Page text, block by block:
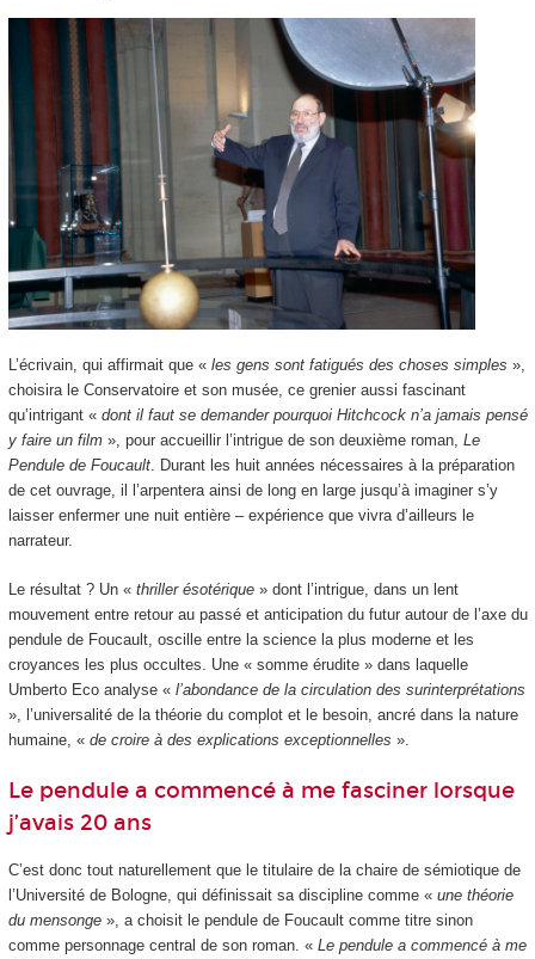
L’écrivain, qui affirmait que « les gens sont fatigués des choses simples »,
choisira le Conservatoire et son musée, ce grenier aussi fascinant
qu’intrigant « dont il faut se demander pourquoi Hitchcock n’a jamais pensé
y faire un film», pour accueillir l’intrigue de son deuxième roman, Le
Pendule de Foucault. Durant les huit années nécessaires à la préparation
de cet ouvrage, il l’arpentera ainsi de long en large jusqu’à imaginer s’y
laisser enfermer une nuit entière – expérience que vivra d’ailleurs le
narrateur.
Le résultat ? Un « thriller ésotérique» dont l’intrigue, dans un lent
mouvement entre retour au passé et anticipation du futur autour de l’axe du
pendule de Foucault, oscille entre la science la plus moderne et les
croyances les plus occultes. Une « somme érudite » dans laquelle
Umberto Eco analyse « l’abondance de la circulation des surinterprétations
», l’universalité de la théorie du complot et le besoin, ancré dans la nature
humaine, « de croire à des explications exceptionnelles ».
Le pendule a commencé à me fasciner lorsque
j’avais 20 ans
C’est donc tout naturellement que le titulaire de la chaire de sémiotique de
l’Université de Bologne, qui définissait sa discipline comme « une théorie
du mensonge», a choisit le pendule de Foucault comme titre sinon
comme personnage central de son roman. « Le pendule a commencé à me